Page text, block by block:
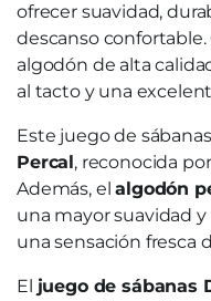
ofrecer suavidad,
descanso confortable.
algodón de alta
al tacto y una
Este juego de
Percal, reconocida
Además, elalgodón
una mayor suavidad
una sensación fresca
El juego de sábanas